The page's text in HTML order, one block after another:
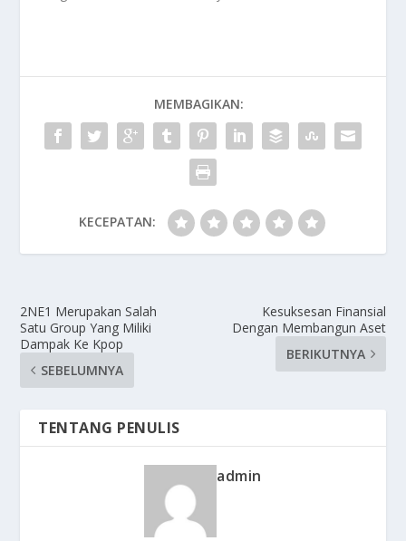
MEMBAGIKAN:
KECEPATAN:
2NE1 Merupakan Salah
Satu Group Yang Miliki
Dampak Ke Kpop
SEBELUMNYA
Kesuksesan Finansial
Dengan Membangun Aset
BERIKUTNYA
TENTANG PENULIS
admin